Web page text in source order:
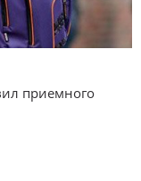
приемного